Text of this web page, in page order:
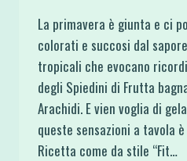
La primavera è giunta e ci
colorati e succosi dal
tropicali che evocano
degli Spiedini di Frutta
Arachidi. E vien voglia di
queste sensazioni a tavola
Ricetta come da stile “Fit…